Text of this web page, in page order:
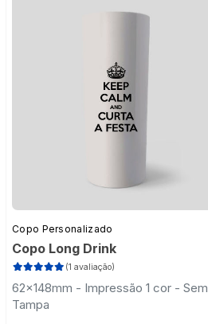
Copo Personalizado
Copo Long Drink
(1 avaliação)
62x148mm - Impressão 1 cor - Sem
Tampa